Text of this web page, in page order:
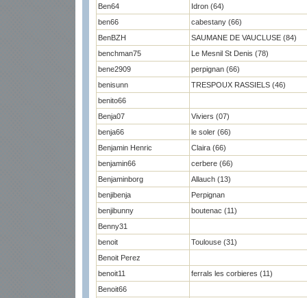
Ben64
Idron (64)
ben66
cabestany (66)
BenBZH
SAUMANE DE VAUCLUSE (84)
benchman75
Le Mesnil St Denis (78)
bene2909
perpignan (66)
benisunn
TRESPOUX RASSIELS (46)
benito66
Benja07
Viviers (07)
benja66
le soler (66)
Benjamin Henric
Claira (66)
benjamin66
cerbere (66)
Benjaminborg
Allauch (13)
benjibenja
Perpignan
benjibunny
boutenac (11)
Benny31
benoit
Toulouse (31)
Benoit Perez
benoit11
ferrals les corbieres (11)
Benoit66